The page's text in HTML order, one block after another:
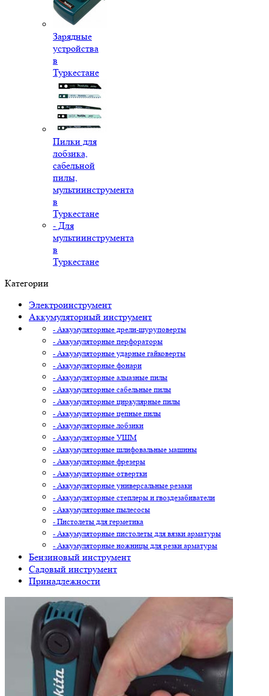
Зарядные
устройства
в
Туркестане
Пилки для
лобзика,
сабельной
пилы,
мультиинструмента
в
Туркестане
- Для
мультиинструмента
в
Туркестане
Категории
Электроинструмент
Аккумуляторный инструмент
- Аккумуляторные дрели-шуруповерты
- Аккумуляторные перфораторы
- Аккумуляторные ударные гайковерты
- Аккумуляторные фонари
- Аккумуляторные алмазные пилы
- Аккумуляторные сабельные пилы
- Аккумуляторные циркулярные пилы
- Аккумуляторные цепные пилы
- Аккумуляторные лобзики
- Аккумуляторные УШМ
- Аккумуляторные шлифовальные машины
- Аккумуляторные фрезеры
- Аккумуляторные отвертки
- Аккумуляторные универсальные резаки
- Аккумуляторные степлеры и гвоздезабиватели
- Аккумуляторные пылесосы
- Пистолеты для герметика
- Аккумуляторные пистолеты для вязки арматуры
- Аккумуляторные ножницы для резки арматуры
Бензиновый инструмент
Садовый инструмент
Принадлежности